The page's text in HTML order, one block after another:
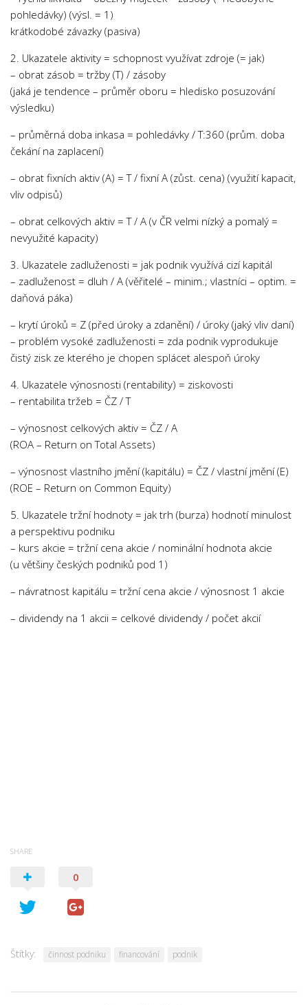
pohledávky) (výsl. = 1)
krátkodobé závazky (pasiva)
2. Ukazatele aktivity = schopnost využívat zdroje (= jak)
– obrat zásob = tržby (T) / zásoby
(jaká je tendence – průměr oboru = hledisko posuzování
výsledku)
– průměrná doba inkasa = pohledávky / T:360 (prům. doba
čekání na zaplacení)
– obrat fixních aktiv (A) = T / fixní A (zůst. cena) (využití kapacit,
vliv odpisů)
– obrat celkových aktiv = T / A (v ČR velmi nízký a pomalý =
nevyužité kapacity)
3. Ukazatele zadluženosti = jak podnik využívá cizí kapitál
– zadluženost = dluh / A (věřitelé – minim.; vlastníci – optim. =
daňová páka)
– krytí úroků = Z (před úroky a zdanění) / úroky (jaký vliv daní)
– problém vysoké zadluženosti = zda podnik vyprodukuje
čistý zisk ze kterého je chopen splácet alespoň úroky
4. Ukazatele výnosnosti (rentability) = ziskovosti
– rentabilita tržeb = ČZ / T
– výnosnost celkových aktiv = ČZ / A
(ROA – Return on Total Assets)
– výnosnost vlastního jmění (kapitálu) = ČZ / vlastní jmění (E)
(ROE – Return on Common Equity)
5. Ukazatele tržní hodnoty = jak trh (burza) hodnotí minulost
a perspektivu podniku
– kurs akcie = tržní cena akcie / nominální hodnota akcie
(u většiny českých podniků pod 1)
– návratnost kapitálu = tržní cena akcie / výnosnost 1 akcie
– dividendy na 1 akcii = celkové dividendy / počet akcií
SHARE
0
Štítky: činnost podniku financování podnik